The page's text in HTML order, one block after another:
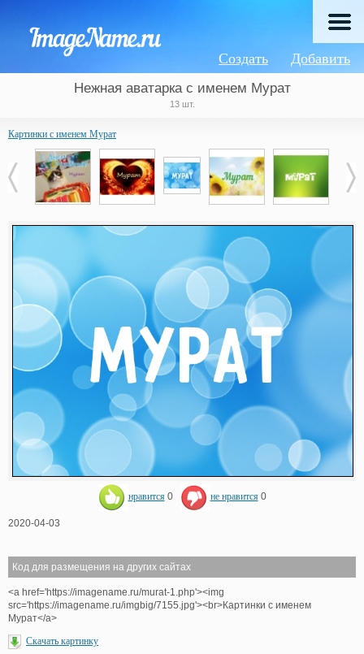
Добавить
Создать
Нежная аватарка с именем Мурат
13 шт.
Картинки с именем Мурат
нравится 0 не нравится 0
2020-04-03
Код для размещения на других сайтах
<a href='https://imagename.ru/murat-1.php'><img
src='https://imagename.ru/imgbig/7155.jpg'><br>Картинки с именем
Мурат</a>
Скачать картинку